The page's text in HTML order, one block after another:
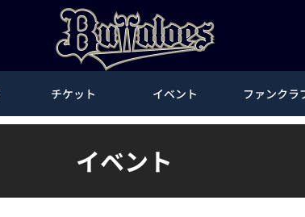
チケット イベント ファンクラ
イベント